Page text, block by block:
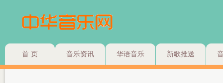
首 页 音乐资讯 华语音乐 新歌推送